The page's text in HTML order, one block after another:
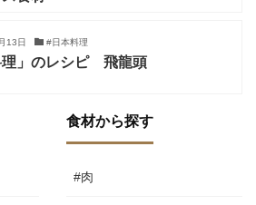
13日 #日本料理
理」のレシピ 飛龍頭
食材から探す
#肉